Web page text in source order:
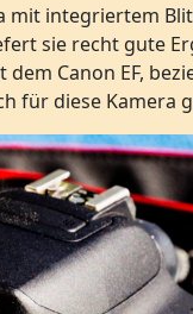
mit integriertem
sie recht gute
Canon EF,
für diese Kamera